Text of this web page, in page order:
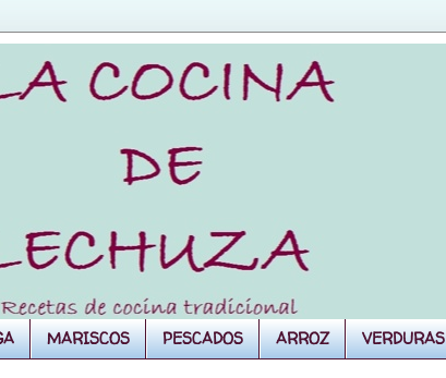
MARISCOS PESCADOS ARROZ VERDURAS